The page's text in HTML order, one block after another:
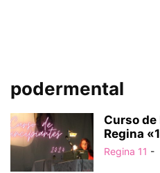
podermental
Curso
Regina
Regina 11 -